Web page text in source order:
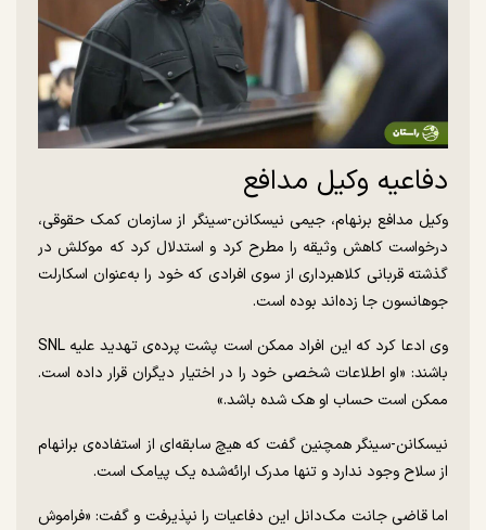
دفاعیه وکیل مدافع
وکیل مدافع برنهام، جیمی نیسکانن-سینگر از سازمان کمک حقوقی،
درخواست کاهش وثیقه را مطرح کرد و استدلال کرد که موکلش در
گذشته قربانی کلاهبرداری از سوی افرادی که خود را به‌عنوان اسکارلت
جوهانسون جا زده‌اند بوده است.
وی ادعا کرد که این افراد ممکن است پشت پرده‌ی تهدید علیه SNL
باشند: «او اطلاعات شخصی خود را در اختیار دیگران قرار داده است.
ممکن است حساب او هک شده باشد.»
نیسکانن-سینگر همچنین گفت که هیچ سابقه‌ای از استفاده‌ی برانهام
از سلاح وجود ندارد و تنها مدرک ارائه‌شده یک پیامک است.
اما قاضی جانت مک‌دانل این دفاعیات را نپذیرفت و گفت: «فراموش